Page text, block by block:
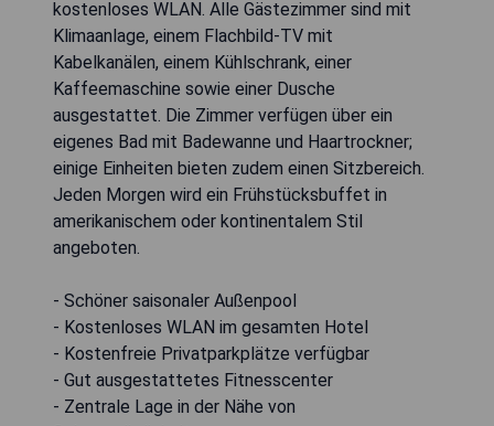
kostenloses WLAN. Alle Gästezimmer sind mit
Klimaanlage, einem Flachbild-TV mit
Kabelkanälen, einem Kühlschrank, einer
Kaffeemaschine sowie einer Dusche
ausgestattet. Die Zimmer verfügen über ein
eigenes Bad mit Badewanne und Haartrockner;
einige Einheiten bieten zudem einen Sitzbereich.
Jeden Morgen wird ein Frühstücksbuffet in
amerikanischem oder kontinentalem Stil
angeboten.
- Schöner saisonaler Außenpool
- Kostenloses WLAN im gesamten Hotel
- Kostenfreie Privatparkplätze verfügbar
- Gut ausgestattetes Fitnesscenter
- Zentrale Lage in der Nähe von